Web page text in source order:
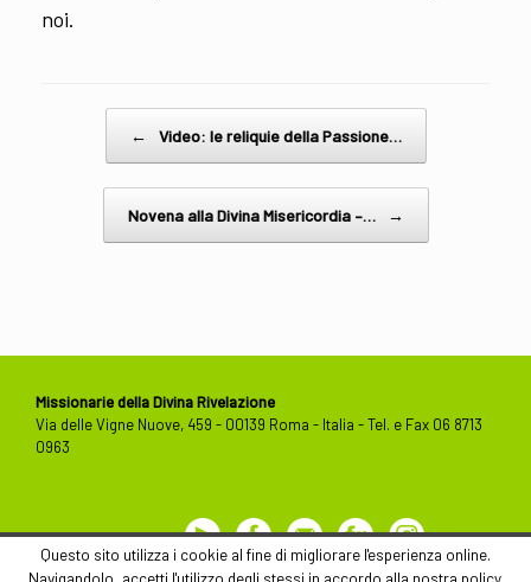
noi.
← Video: le reliquie della Passione…
Novena alla Divina Misericordia –… →
Missionarie della Divina Rivelazione
Via delle Vigne Nuove, 459 - 00139 Roma - Italia - Tel. e Fax 06 8713
0963
YoutubeFacebook
Contact
Us
FlickrInstagram
Questo sito utilizza i cookie al fine di migliorare l'esperienza online.